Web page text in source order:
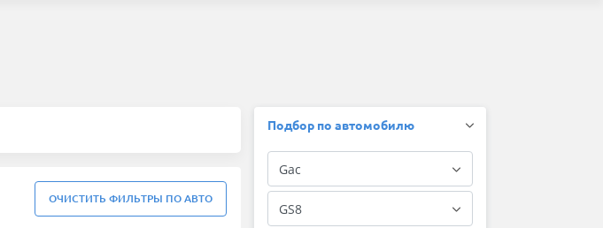
ОЧИСТИТЬ ФИЛЬТРЫ ПО АВТО
Подбор по автомобилю